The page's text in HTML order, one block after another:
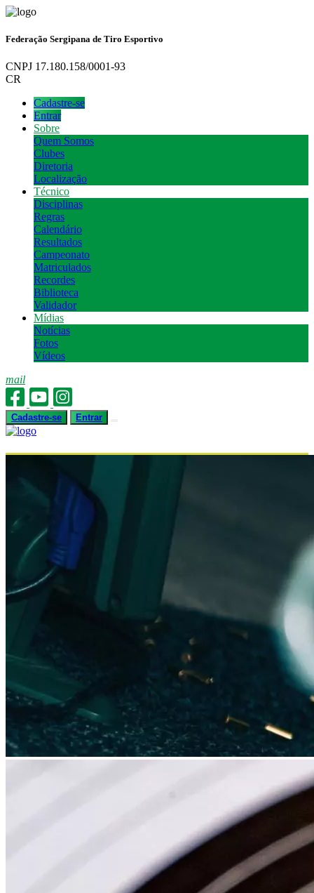
Federação Sergipana de Tiro Esportivo
CNPJ 17.180.158/0001-93
CR
Cadastre-se
Entrar
Sobre
Quem Somos
Clubes
Diretoria
Localização
Técnico
Disciplinas
Regras
Calendário
Resultados
Campeonato
Matriculados
Recordes
Biblioteca
Validador
Mídias
Notícias
Fotos
Vídeos
mail
Cadastre-se Entrar